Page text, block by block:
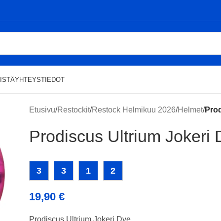
YHTEYSTIEDOT
Etusivu/Restockit/Restock Helmikuu 2026/Helmet/
Prodiscus Ultrium Jokeri
3 3 1 2
19,90 €
Prodiscus Ultrium Jokeri Dye